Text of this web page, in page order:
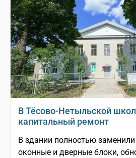
В Тёсово-Нетыльской
капитальный ремонт
В здании полностью
оконные и дверные блоки,